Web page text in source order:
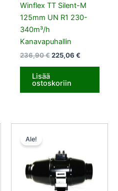
Winflex TT Silent-M
125mm UN R1 230-
340m³/h
Kanavapuhallin
236,90€ 225,06 €
Lisää
ostoskoriin
Ale!
314,00 €.